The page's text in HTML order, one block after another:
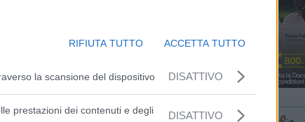
RIFIUTA TUTTO ACCETTA TUTTO
la scansione del dispositivo DISATTIVO
prestazioni dei contenuti e degli
DISATTIVO
Articolo successivo
dal pagamento della
di suolo pubblico
per bar e ristoranti”